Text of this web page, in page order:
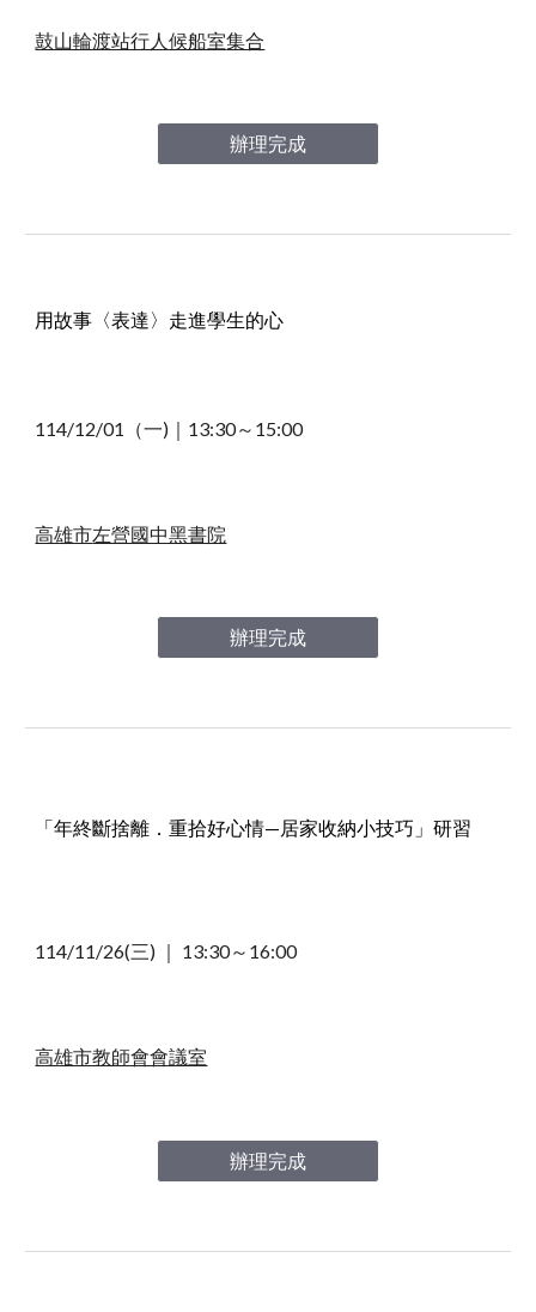
鼓山輪渡站行人候船室集合
辦理完成
用故事〈表達〉走進學生的心
114/12/01（一)｜13:30～15:00
高雄市左營國中黑書院
辦理完成
「年終斷捨離．重拾好心情—居家收納小技巧」研習
114/11/26(三) ｜ 13:30～16:00
高雄市教師會會議室
辦理完成